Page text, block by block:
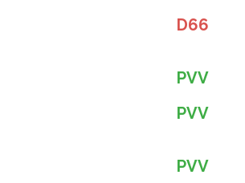
D66
PVV
PVV
PVV